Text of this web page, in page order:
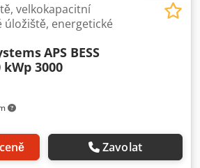
velkokapacitní
energetické
APS BESS
3000
Zavolat